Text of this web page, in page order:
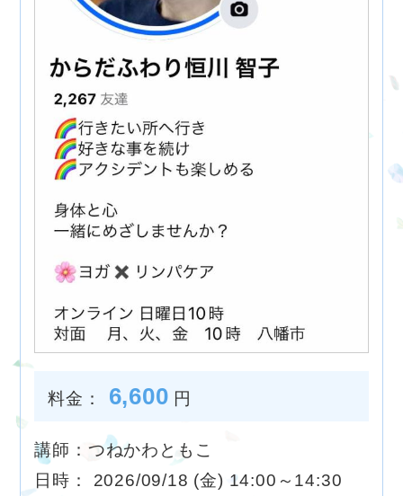
料金： 6,600 円
講師：つねかわともこ
日時： 2026/09/18 (金) 14:00～14:30